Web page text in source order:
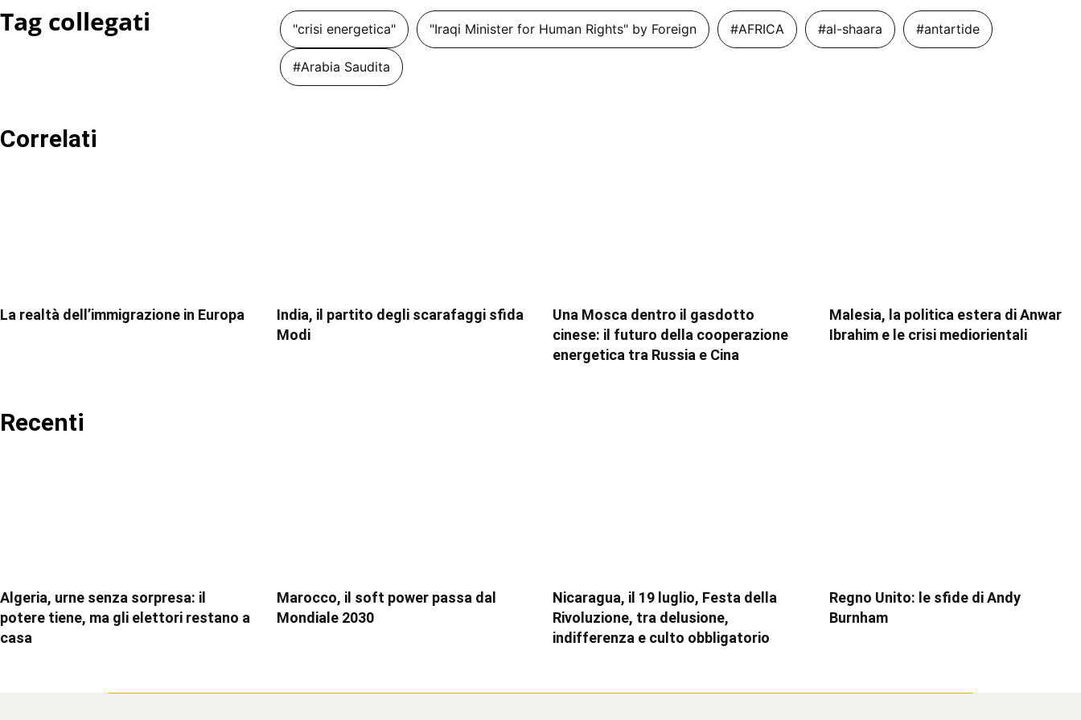
Tag collegati "crisi energetica" "Iraqi Minister for Human Rights" by Foreign #AFRICA #al-shaara #antartide
#Arabia Saudita
Correlati
La realtà dell’immigrazione in Europa
India, il partito degli scarafaggi sfida
Modi
Una Mosca dentro il gasdotto
cinese: il futuro della cooperazione
energetica tra Russia e Cina
Malesia, la politica estera di Anwar
Ibrahim e le crisi mediorientali
Recenti
Algeria, urne senza sorpresa: il
potere tiene, ma gli elettori restano a
casa
Marocco, il soft power passa dal
Mondiale 2030
Nicaragua, il 19 luglio, Festa della
Rivoluzione, tra delusione,
indifferenza e culto obbligatorio
Regno Unito: le sfide di Andy
Burnham